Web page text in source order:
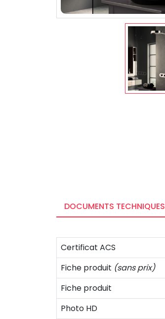
DOCUMENTS TECHNIQUES
Certificat ACS
Fiche produit (sans prix)
Fiche produit
Photo HD